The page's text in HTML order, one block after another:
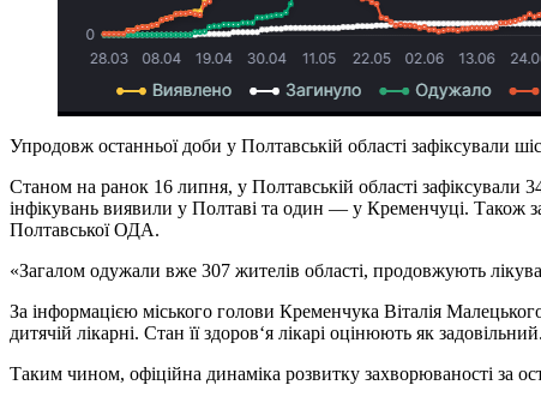
Упродовж останньої доби у Полтавській області зафіксували
Станом на ранок 16 липня, у Полтавській області
інфікувань виявили у Полтаві та один — у Кременчуці. Також
Полтавської ОДА.
«Загалом одужали вже 307 жителів області, продовжують
За інформацією міського голови Кременчука Віталія
дитячій лікарні. Стан її здоров‘я лікарі оцінюють як задовільний.
Таким чином, офіційна динаміка розвитку захворюваності за